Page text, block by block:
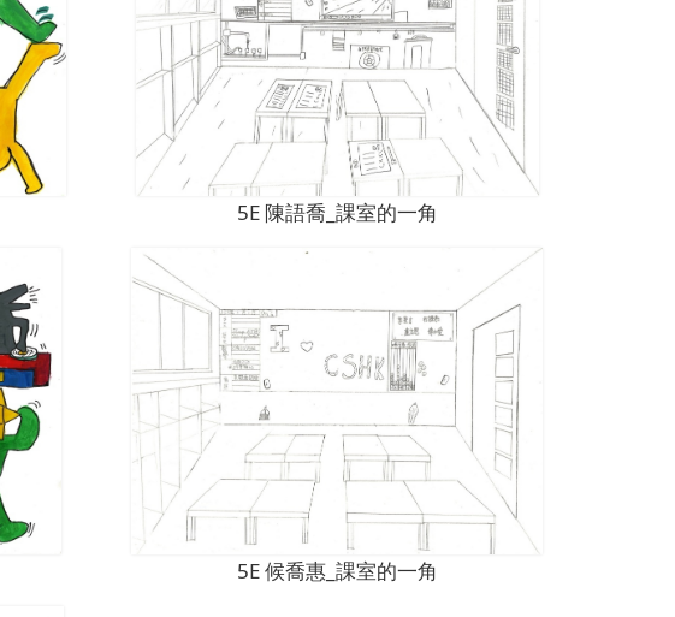
5E 陳語喬_課室的一角
5E 候喬惠_課室的一角